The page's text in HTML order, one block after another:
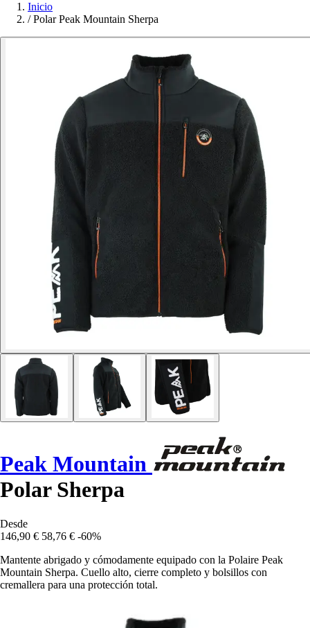
Inicio
/ Polar Peak Mountain Sherpa
Peak Mountain
Polar Sherpa
Desde
146,90 € 58,76 € -60%
Mantente abrigado y cómodamente equipado con la Polaire Peak
Mountain Sherpa. Cuello alto, cierre completo y bolsillos con
cremallera para una protección total.